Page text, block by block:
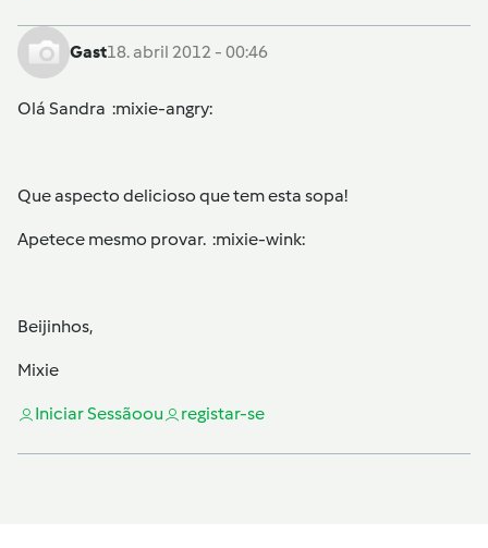
Gast18. abril 2012 - 00:46
Olá Sandra :mixie-angry:
Que aspecto delicioso que tem esta sopa!
Apetece mesmo provar. :mixie-wink:
Beijinhos,
Mixie
Iniciar Sessãoou registar-se